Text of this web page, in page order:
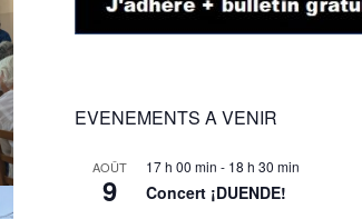
EVENEMENTS A VENIR
AOÛT
9
17 h 00 min - 18 h 30 min
Concert ¡DUENDE!